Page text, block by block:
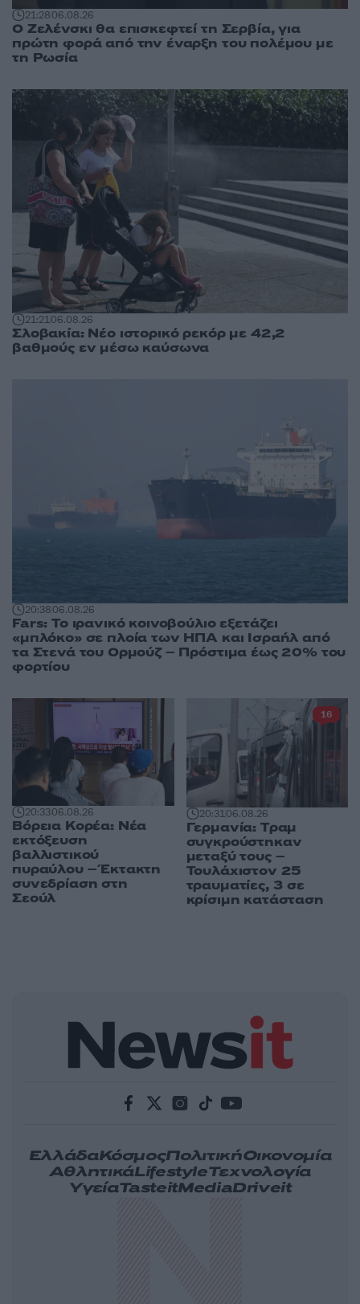
21:2806.08.26
Ο Ζελένσκι θα επισκεφτεί τη Σερβία, για
πρώτη φορά από την έναρξη του πολέμου με
τη Ρωσία
21:2106.08.26
Σλοβακία: Νέο ιστορικό ρεκόρ με 42,2
βαθμούς εν μέσω καύσωνα
20:3806.08.26
Fars: Το ιρανικό κοινοβούλιο εξετάζει
«μπλόκο» σε πλοία των ΗΠΑ και Ισραήλ από
τα Στενά του Ορμούζ – Πρόστιμα έως 20% του
φορτίου
20:3306.08.26
Βόρεια Κορέα: Νέα
εκτόξευση
βαλλιστικού
πυραύλου – Έκτακτη
συνεδρίαση στη
Σεούλ
20:3106.08.26
Γερμανία: Tραμ
συγκρούστηκαν
μεταξύ τους –
Τουλάχιστον 25
τραυματίες, 3 σε
κρίσιμη κατάσταση
16
ΕλλάδαΚόσμοςΠολιτικήΟικονομία
ΑθλητικάLifestyleΤεχνολογία
ΥγείαTasteitMediaDriveit